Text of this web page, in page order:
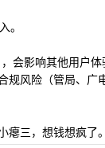
。
会影响其他用户
规风险（管局、广
瘪三，想钱想疯了。